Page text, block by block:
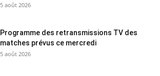
5 août 2026
Programme des retransmissions TV des
matches prévus ce mercredi
5 août 2026